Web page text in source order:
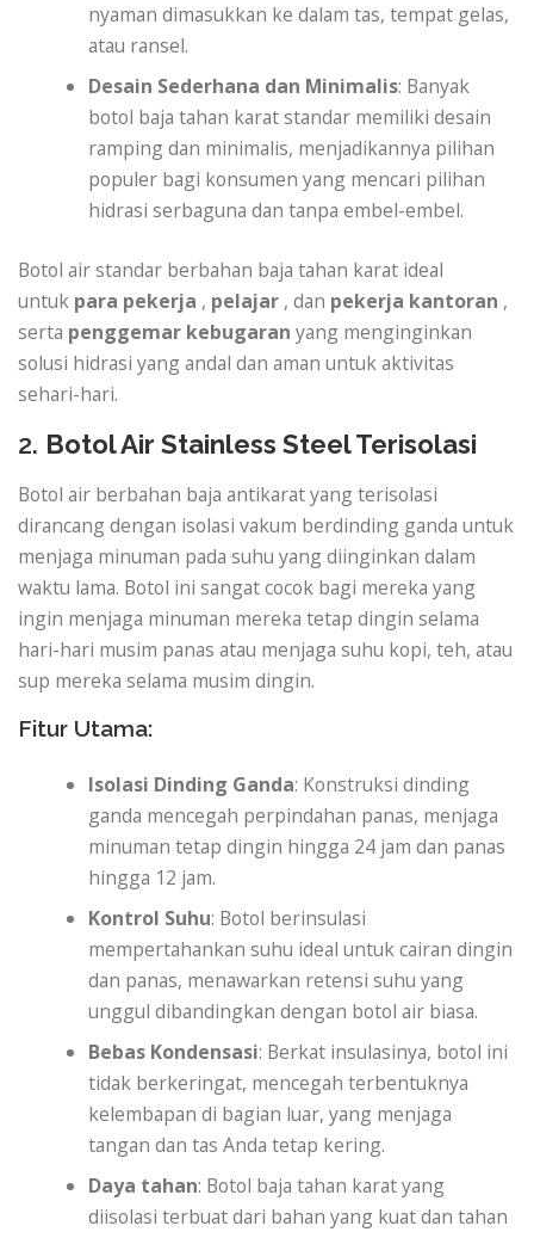
nyaman dimasukkan ke dalam tas, tempat gelas,
atau ransel.
Desain Sederhana dan Minimalis: Banyak
botol baja tahan karat standar memiliki desain
ramping dan minimalis, menjadikannya pilihan
populer bagi konsumen yang mencari pilihan
hidrasi serbaguna dan tanpa embel-embel.
Botol air standar berbahan baja tahan karat ideal
untuk para pekerja , pelajar , dan pekerja kantoran ,
serta penggemar kebugaran yang menginginkan
solusi hidrasi yang andal dan aman untuk aktivitas
sehari-hari.
2. Botol Air Stainless Steel Terisolasi
Botol air berbahan baja antikarat yang terisolasi
dirancang dengan isolasi vakum berdinding ganda untuk
menjaga minuman pada suhu yang diinginkan dalam
waktu lama. Botol ini sangat cocok bagi mereka yang
ingin menjaga minuman mereka tetap dingin selama
hari-hari musim panas atau menjaga suhu kopi, teh, atau
sup mereka selama musim dingin.
Fitur Utama:
Isolasi Dinding Ganda: Konstruksi dinding
ganda mencegah perpindahan panas, menjaga
minuman tetap dingin hingga 24 jam dan panas
hingga 12 jam.
Kontrol Suhu: Botol berinsulasi
mempertahankan suhu ideal untuk cairan dingin
dan panas, menawarkan retensi suhu yang
unggul dibandingkan dengan botol air biasa.
Bebas Kondensasi: Berkat insulasinya, botol ini
tidak berkeringat, mencegah terbentuknya
kelembapan di bagian luar, yang menjaga
tangan dan tas Anda tetap kering.
Daya tahan: Botol baja tahan karat yang
diisolasi terbuat dari bahan yang kuat dan tahan